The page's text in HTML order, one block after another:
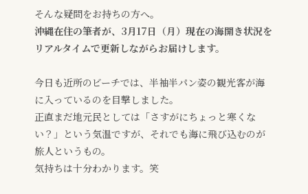
そんな疑問をお持ちの方へ。
沖縄在住の筆者が、3月17日（月）現在の海開き状況を
リアルタイムで更新しながらお届けします。
今日も近所のビーチでは、半袖半パン姿の観光客が海
に入っているのを目撃しました。
正直まだ地元民としては「さすがにちょっと寒くな
い？」という気温ですが、それでも海に飛び込むのが
旅人というもの。
気持ちは十分わかります。笑